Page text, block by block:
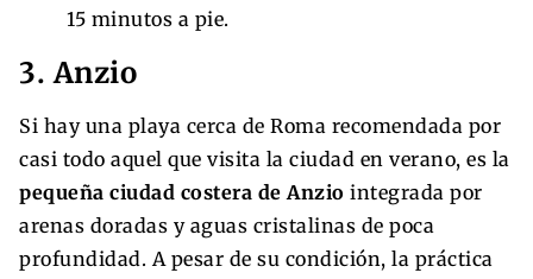
15 minutos a pie.
3. Anzio
Si hay una playa cerca de Roma recomendada por
casi todo aquel que visita la ciudad en verano, es la
pequeña ciudad costera de Anzio integrada por
arenas doradas y aguas cristalinas de poca
profundidad. A pesar de su condición, la práctica